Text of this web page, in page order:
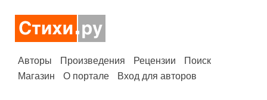
Авторы Произведения Рецензии
Поиск
Магазин
О портале Вход для авторов